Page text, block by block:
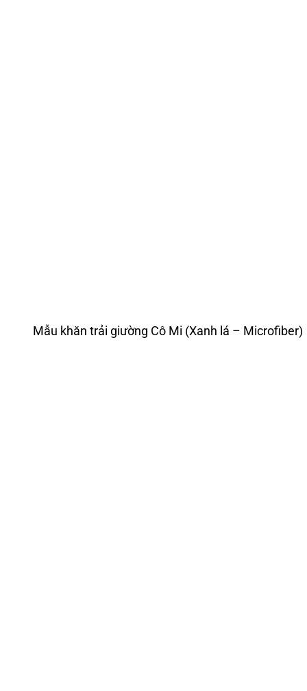
Mẫu khăn trải giường Cô Mi (Xanh lá – Microfiber)